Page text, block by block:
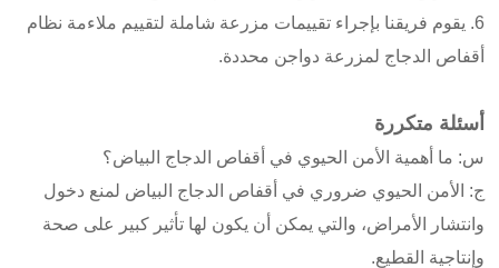
6. يقوم فريقنا بإجراء تقييمات مزرعة شاملة لتقييم ملاءمة نظام
أقفاص الدجاج لمزرعة دواجن محددة.
أسئلة متكررة
س: ما أهمية الأمن الحيوي في أقفاص الدجاج البياض؟
ج: الأمن الحيوي ضروري في أقفاص الدجاج البياض لمنع دخول
وانتشار الأمراض، والتي يمكن أن يكون لها تأثير كبير على صحة
وإنتاجية القطيع.